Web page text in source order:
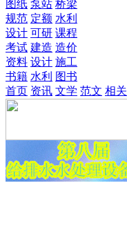
图纸 泵站 桥梁
规范 定额 水利
设计 可研 课程
考试 建造 造价
资料 设计 施工
书籍 水利 图书
首页 资讯 文学 范文 相关